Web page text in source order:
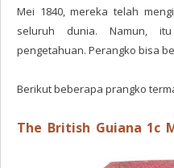
Mei 1840, mereka telah
seluruh dunia. Namun,
pengetahuan. Perangko bisa
Berikut beberapa prangko
The British Guiana 1c